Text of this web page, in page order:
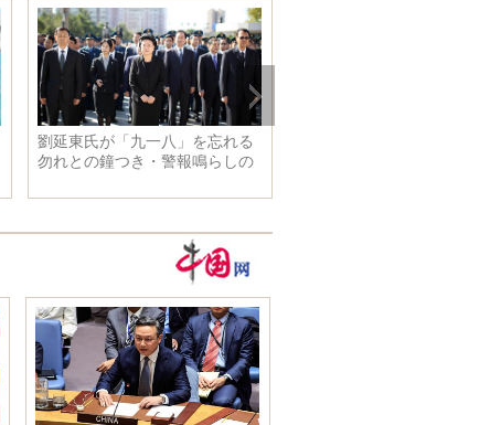
劉延東氏が「九一八」を忘れる
勿れとの鐘つき・警報鳴らしの